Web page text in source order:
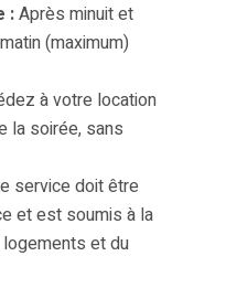
:Après minuit et
(maximum)
à votre location
la soirée, sans
service doit être
et est soumis à la
et du